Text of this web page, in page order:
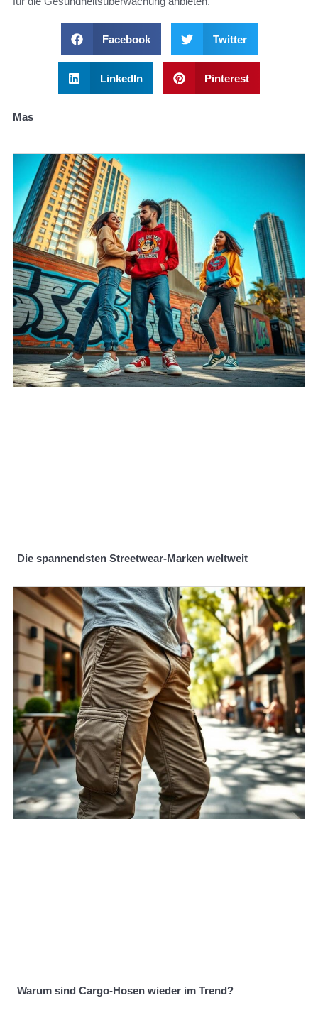
Facebook Twitter
LinkedIn Pinterest
Mas
Die spannendsten Streetwear-Marken weltweit
Warum sind Cargo-Hosen wieder im Trend?